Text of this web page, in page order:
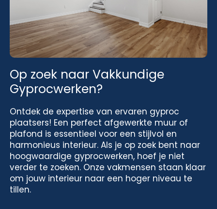
Op zoek naar Vakkundige
Gyprocwerken?
Ontdek de expertise van ervaren gyproc
plaatsers! Een perfect afgewerkte muur of
plafond is essentieel voor een stijlvol en
harmonieus interieur. Als je op zoek bent naar
hoogwaardige gyprocwerken, hoef je niet
verder te zoeken. Onze vakmensen staan klaar
om jouw interieur naar een hoger niveau te
tillen.